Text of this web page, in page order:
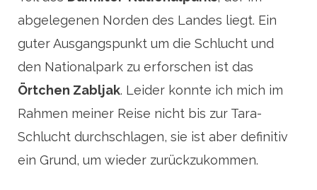
abgelegenen Norden des Landes liegt. Ein
guter Ausgangspunkt um die Schlucht und
den Nationalpark zu erforschen ist das
Örtchen Zabljak. Leider konnte ich mich im
Rahmen meiner Reise nicht bis zur Tara-
Schlucht durchschlagen, sie ist aber definitiv
ein Grund, um wieder zurückzukommen.